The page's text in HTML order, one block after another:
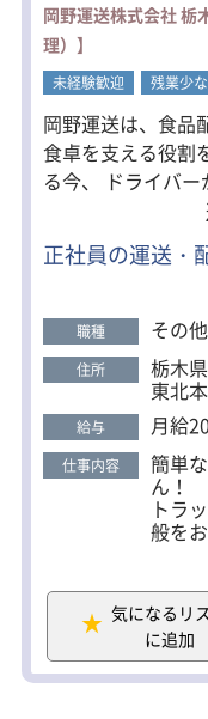
＜勤
越谷
宮支
業所
★一
近く
岡野運送株式会社 栃
理）】
未経験歓迎 残業少
岡野運送は、食品
食卓を支える役割を担って
る今、 ドライバ
裏側から支える
少しでも求人内容
応募ください。
正社員の運送・
職種 その他
住所 栃木
東北
給与 月給
仕事内容 簡単
ん！
トラ
般を
・運
・点呼
・ド
・電
・簡
気になるリ
に追加